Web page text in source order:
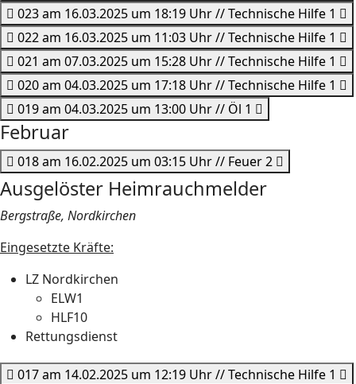
023 am 16.03.2025 um 18:19 Uhr // Technische Hilfe 1
022 am 16.03.2025 um 11:03 Uhr // Technische Hilfe 1
021 am 07.03.2025 um 15:28 Uhr // Technische Hilfe 1
020 am 04.03.2025 um 17:18 Uhr // Technische Hilfe 1
019 am 04.03.2025 um 13:00 Uhr // Öl 1
Februar
018 am 16.02.2025 um 03:15 Uhr // Feuer 2
Ausgelöster Heimrauchmelder
Bergstraße, Nordkirchen
Eingesetzte Kräfte:
LZ Nordkirchen
ELW1
HLF10
Rettungsdienst
017 am 14.02.2025 um 12:19 Uhr // Technische Hilfe 1